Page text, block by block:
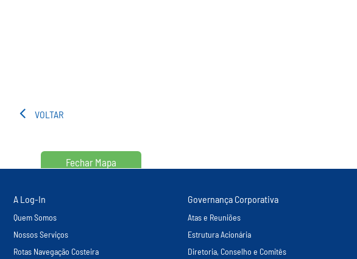
VOLTAR
Fechar Mapa
A Log-In
Quem Somos
Nossos Serviços
Rotas Navegação Costeira
Governança Corporativa
Atas e Reuniões
Estrutura Acionária
Diretoria, Conselho e Comitês